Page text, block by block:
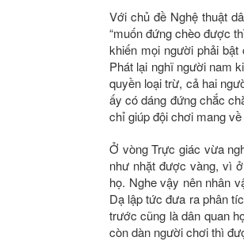
Với chủ đề Nghệ thuật
“muốn đứng chèo được
khiến mọi người phải
Phát lại nghĩ người nam
quyền loại trừ, cả hai
ấy có dáng đứng chắc
chỉ giúp đội chơi mang
Ở vòng Trực giác vừa
như nhặt được vàng, vì
họ. Nghe vậy nên nhân
Dạ lập tức đưa ra phân
trước cũng là dân quan
còn dàn người chơi thì